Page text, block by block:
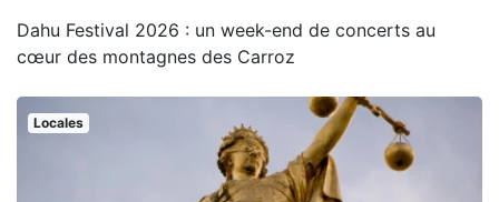
Dahu Festival 2026 : un week-end de concerts au
cœur des montagnes des Carroz
Locales